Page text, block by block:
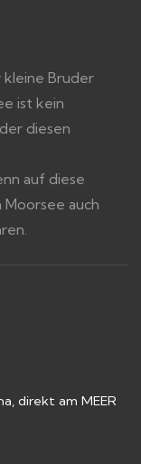
kleine Bruder
ist kein
diesen
auf diese
auch
direkt am MEER